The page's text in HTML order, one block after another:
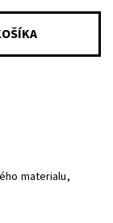
materialu,